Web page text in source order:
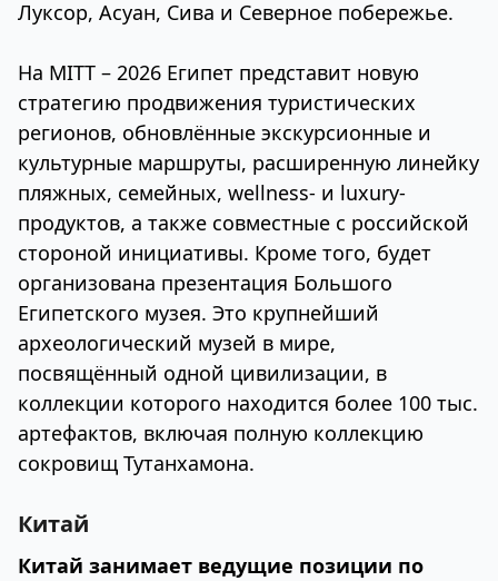
Луксор, Асуан, Сива и Северное побережье.
На MITT – 2026 Египет представит новую
стратегию продвижения туристических
регионов, обновлённые экскурсионные и
культурные маршруты, расширенную линейку
пляжных, семейных, wellness- и luxury-
продуктов, а также совместные с российской
стороной инициативы. Кроме того, будет
организована презентация Большого
Египетского музея. Это крупнейший
археологический музей в мире,
посвящённый одной цивилизации, в
коллекции которого находится более 100 тыс.
артефактов, включая полную коллекцию
сокровищ Тутанхамона.
Китай
Китай занимает ведущие позиции по